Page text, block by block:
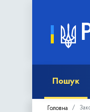
Пошук
Головна